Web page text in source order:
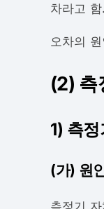
차라고 함.
오차의
(2) 측
1) 측
(가) 원
측정기